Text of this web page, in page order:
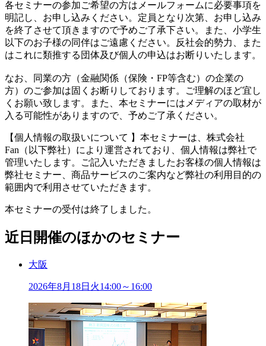
各セミナーの参加ご希望の方はメールフォームに必要事項を
明記し、お申し込みください。定員となり次第、お申し込み
を終了させて頂きますので予めご了承下さい。また、小学生
以下のお子様の同伴はご遠慮ください。反社会的勢力、また
はこれに類推する団体及び個人の申込はお断りいたします。
なお、同業の方（金融関係（保険・FP等含む）の企業の
方）のご参加は固くお断りしております。ご理解のほど宜し
くお願い致します。また、本セミナーにはメディアの取材が
入る可能性がありますので、予めご了承ください。
【個人情報の取扱いについて 】本セミナーは、株式会社
Fan（以下弊社）により運営されており、個人情報は弊社で
管理いたします。ご記入いただきましたお客様の個人情報は
弊社セミナー、商品サービスのご案内など弊社の利用目的の
範囲内で利用させていただきます。
本セミナーの受付は終了しました。
近日開催のほかのセミナー
大阪
2026年8月 18日 火14:00～16:00